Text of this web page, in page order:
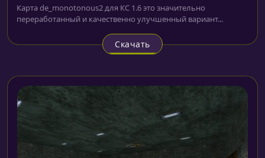
Карта de_monotonous2 для КС 1.6 это значительно
переработанный и качественно улучшенный вариант...
Скачать